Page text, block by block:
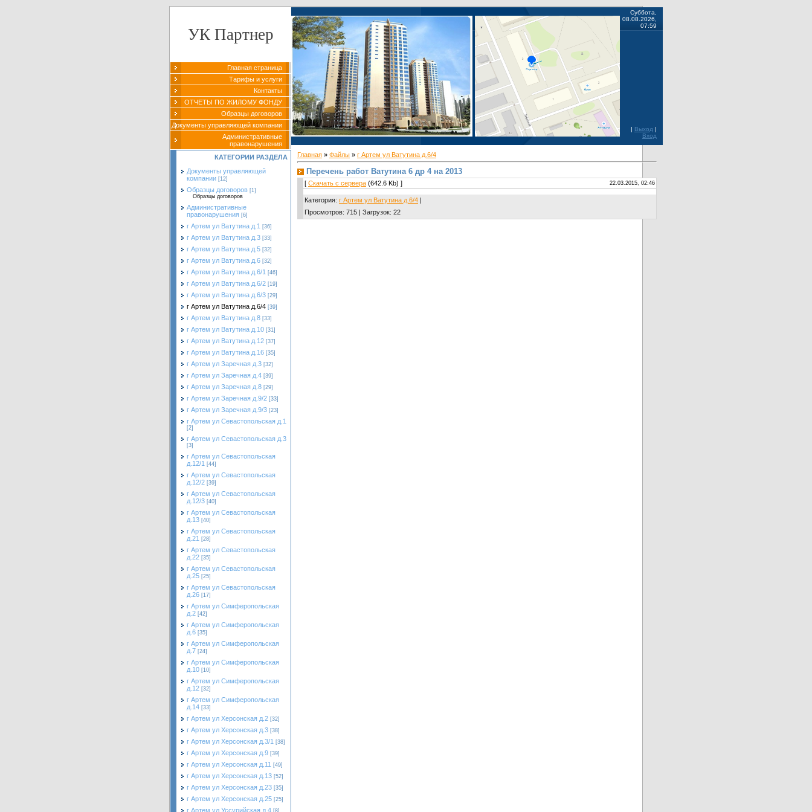
УК Партнер
Главная страница
Тарифы и услуги
Контакты
ОТЧЕТЫ ПО ЖИЛОМУ ФОНДУ
Образцы договоров
Документы управляющей компании
Административные
правонарушения
КАТЕГОРИИ РАЗДЕЛА
Документы управляющей
компании [12]
Образцы договоров [1]
Образцы договоров
Административные
правонарушения [6]
г Артем ул Ватутина д.1 [36]
г Артем ул Ватутина д.3 [33]
г Артем ул Ватутина д.5 [32]
г Артем ул Ватутина д.6 [32]
г Артем ул Ватутина д.6/1 [46]
г Артем ул Ватутина д.6/2 [19]
г Артем ул Ватутина д.6/3 [29]
г Артем ул Ватутина д.6/4 [39]
г Артем ул Ватутина д.8 [33]
г Артем ул Ватутина д.10 [31]
г Артем ул Ватутина д.12 [37]
г Артем ул Ватутина д.16 [35]
г Артем ул Заречная д.3 [32]
г Артем ул Заречная д.4 [39]
г Артем ул Заречная д.8 [29]
г Артем ул Заречная д.9/2 [33]
г Артем ул Заречная д.9/3 [23]
г Артем ул Севастопольская д.1
[2]
г Артем ул Севастопольская д.3
[3]
г Артем ул Севастопольская
д.12/1 [44]
г Артем ул Севастопольская
д.12/2 [39]
г Артем ул Севастопольская
д.12/3 [40]
г Артем ул Севастопольская
д.13 [40]
г Артем ул Севастопольская
д.21 [28]
г Артем ул Севастопольская
д.22 [35]
г Артем ул Севастопольская
д.25 [25]
г Артем ул Севастопольская
д.26 [17]
г Артем ул Симферопольская
д.2 [42]
г Артем ул Симферопольская
д.6 [35]
г Артем ул Симферопольская
д.7 [24]
г Артем ул Симферопольская
д.10 [10]
г Артем ул Симферопольская
д.12 [32]
г Артем ул Симферопольская
д.14 [33]
г Артем ул Херсонская д.2 [32]
г Артем ул Херсонская д.3 [38]
г Артем ул Херсонская д.3/1 [38]
г Артем ул Херсонская д.9 [39]
г Артем ул Херсонская д.11 [49]
г Артем ул Херсонская д.13 [52]
г Артем ул Херсонская д.23 [35]
г Артем ул Херсонская д.25 [25]
г Артем ул Уссурийская д.4 [8]
Суббота,
08.08.2026,
07:59
| Выход |
Вход
Главная » Файлы » г Артем ул Ватутина д.6/4
Перечень работ Ватутина 6 др 4 на 2013
[ Скачать с сервера (642.6 Kb) ] 22.03.2015, 02:46
Категория: г Артем ул Ватутина д.6/4 |
Просмотров: 715 | Загрузок: 22